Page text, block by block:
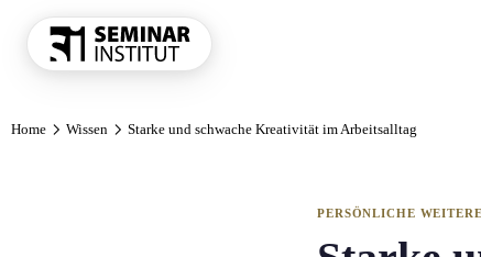
Führung
Vertrieb
KI und
Home Wissen Starke und schwache Kreativität im Arbeitsalltag
PERSÖNLICHE